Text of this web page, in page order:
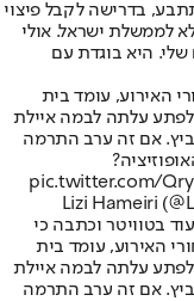
בדרישה לקבל פיצוי
לממשלת ישראל. אולי
שלי. היא בוגדת עם
האירוע, עומד בית
לפתע עלתה לבמה איילת
אם זה ערב התרמה
pic.twitter.com/
בטוויטר וכתבה כי
האירוע, עומד בית
לפתע עלתה לבמה איילת
אם זה ערב התרמה